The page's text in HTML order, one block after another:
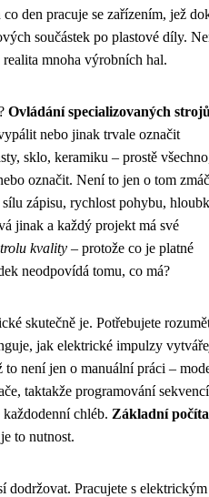
den pracuje se zařízením, jež
součástek po plastové díly.
mnoha výrobních hal.
Ovládání specializovaných
nebo jinak trvale označit
sklo, keramiku – prostě
označit. Není to jen o tom
zápisu, rychlost pohybu,
jinak a každý projekt má své
kvality – protože co je platné
neodpovídá tomu, co má?
skutečně je. Potřebujete
jak elektrické impulzy
to není jen o manuální práci –
taktakže programování
chléb. Základní
to nutnost.
dodržovat. Pracujete s elektrickým